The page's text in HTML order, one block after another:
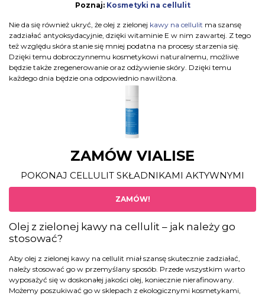
Poznaj: Kosmetyki na cellulit
Nie da się również ukryć, że olej z zielonej kawy na cellulit ma szansę
zadziałać antyoksydacyjnie, dzięki witaminie E w nim zawartej. Z tego
też względu skóra stanie się mniej podatna na procesy starzenia się.
Dzięki temu dobroczynnemu kosmetykowi naturalnemu, możliwe
będzie także zregenerowanie oraz odżywienie skóry. Dzięki temu
każdego dnia będzie ona odpowiednio nawilżona.
ZAMÓW VIALISE
POKONAJ CELLULIT SKŁADNIKAMI AKTYWNYMI
ZAMÓW!
Olej z zielonej kawy na cellulit – jak należy go
stosować?
Aby olej z zielonej kawy na cellulit miał szansę skutecznie zadziałać,
należy stosować go w przemyślany sposób. Przede wszystkim warto
wyposażyć się w doskonałej jakości olej, koniecznie nierafinowany.
Możemy poszukiwać go w sklepach z ekologicznymi kosmetykami,